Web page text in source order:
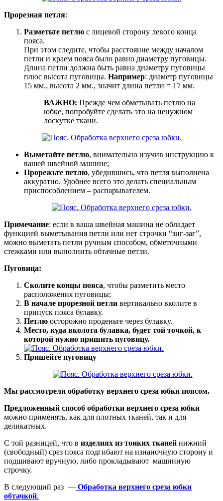
Прорезная петля:
Разметьте петлю с лицевой сторону левого конца
пояса.
При этом следите, чтобы расстояние между началом
петли и краем пояса было равно диаметру пуговицы.
Длина петли должна быть равна диаметру пуговицы
плюс высота пуговицы. Например: диаметр пуговицы
15 мм., высота 2 мм., значит длина петли = 17 мм.
ВАЖНО: Прежде чем обметывать петлю на
юбке, попробуйте сделать это на ненужном
лоскутке ткани.
Выметайте петлю, внимательно изучив инструкцию к
вашей швейной машине;
Прорежьте петлю, убедившись, что петля выполнена
аккуратно. Удобнее всего это делать специальным
приспособлением – распарывателем.
Примечание: если в ваша швейная машина не обладает
функцией выметывания петли или нет строчки “зиг-заг”,
можно выметать петли ручным способом, обметочными
стежками или выполнить обтачные петли.
Пуговица:
Сколите концы пояса, чтобы разметить место
расположения пуговицы;
В начале прорезной петли вертикально вколите в
припуск пояса булавку.
Петлю осторожно проденьте через булавку.
Место, куда вколота булавка, будет той точкой, к
которой нужно пришить пуговицу.
Пришейте пуговицу
Мы рассмотрели обработку верхнего среза юбки поясом.
Предложенный способ обработки верхнего среза юбки
можно применять, как для плотных тканей, так и для
деликатных.
С той разницей, что в изделиях из тонких тканей нижний
(свободный) срез пояса подгибают на изнаночную сторону и
подшивают вручную, либо прокладывают машинную
строчку.
В следующий раз — Обработка верхнего среза юбки
обтачкой.